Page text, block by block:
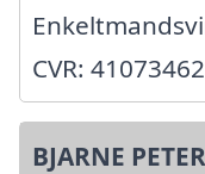
CVR: 41073462
BJARNE